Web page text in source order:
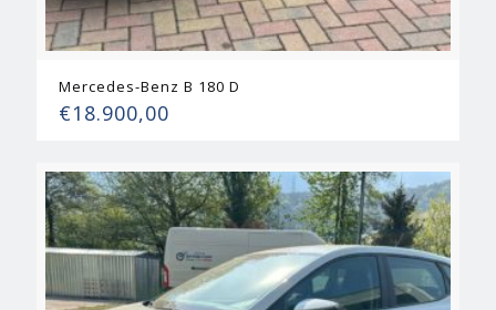
Mercedes-Benz B 180 D
€18.900,00